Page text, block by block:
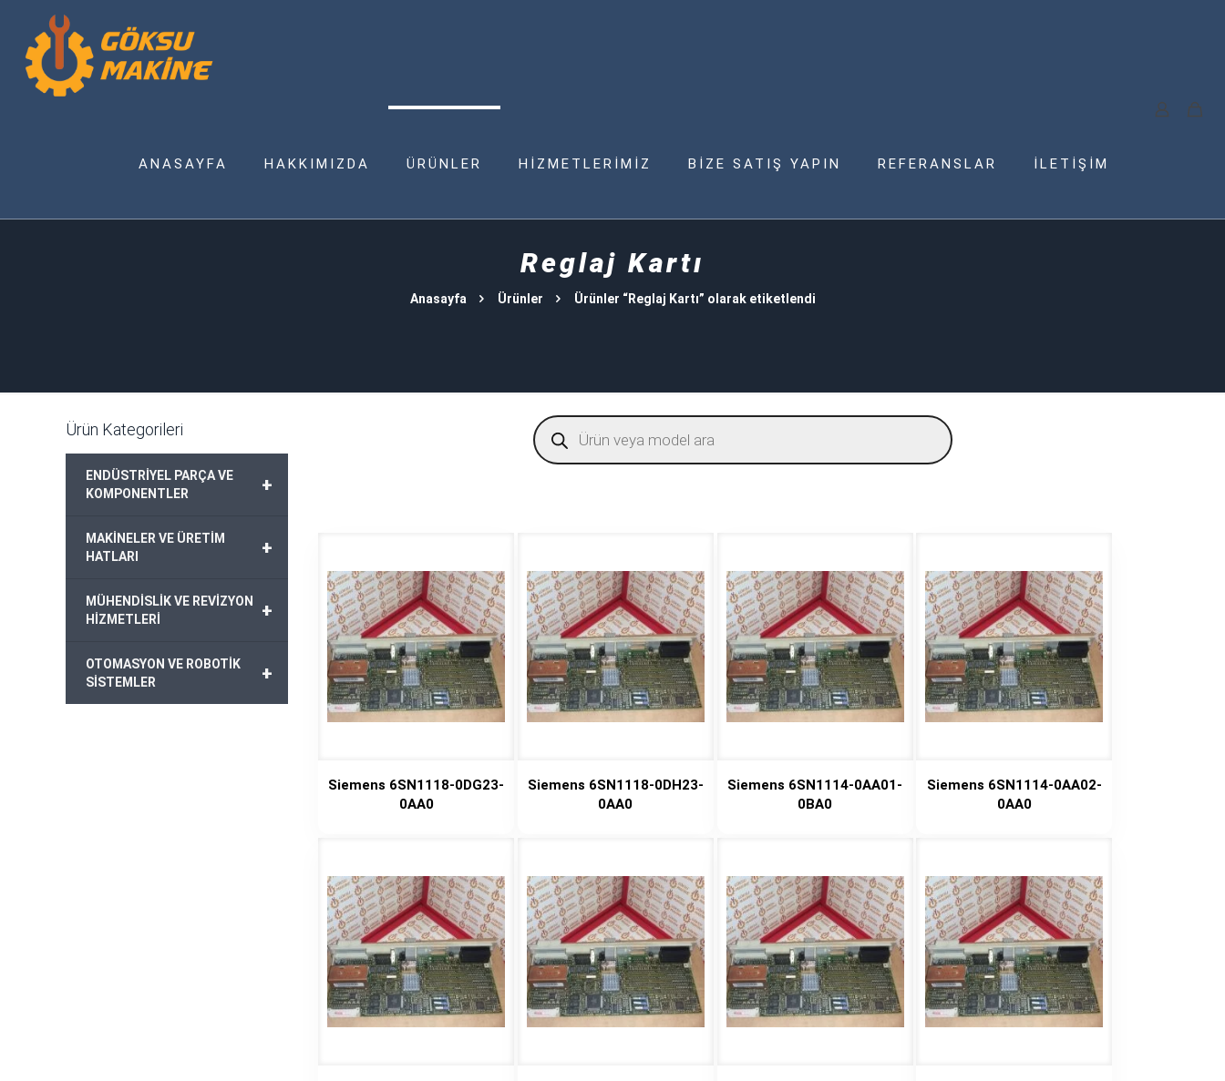
ANASAYFA HAKKIMIZDA ÜRÜNLER HİZMETLERİMİZ BİZE SATIŞ YAPIN REFERANSLAR İLETİŞİM
Reglaj Kartı
Anasayfa Ürünler Ürünler “Reglaj Kartı” olarak etiketlendi
Products
search
Siemens 6SN1118-0DG23-
0AA0
Siemens 6SN1118-0DH23-
0AA0
Siemens 6SN1114-0AA01-
0BA0
Siemens 6SN1114-0AA02-
0AA0
Ürün Kategorileri
+
ENDÜSTRİYEL PARÇA VE
KOMPONENTLER
+
MAKİNELER VE ÜRETİM
HATLARI
+
MÜHENDİSLİK VE REVİZYON
HİZMETLERİ
+
OTOMASYON VE ROBOTİK
SİSTEMLER